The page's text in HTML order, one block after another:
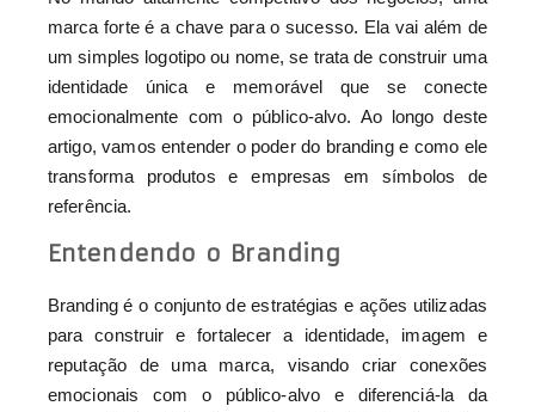
marca forte é a chave para o sucesso. Ela vai além de
um simples logotipo ou nome, se trata de construir uma
identidade única e memorável que se conecte
emocionalmente com o público-alvo. Ao longo deste
artigo, vamos entender o poder do branding e como ele
transforma produtos e empresas em símbolos de
referência.
Entendendo o Branding
Branding é o conjunto de estratégias e ações utilizadas
para construir e fortalecer a identidade, imagem e
reputação de uma marca, visando criar conexões
emocionais com o público-alvo e diferenciá-la da